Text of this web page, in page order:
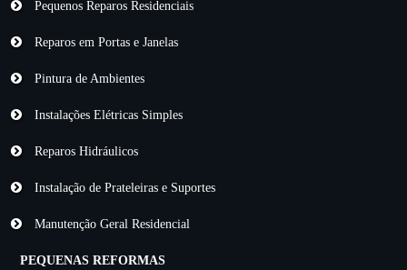
Pequenos Reparos Residenciais
Reparos em Portas e Janelas
Pintura de Ambientes
Instalações Elétricas Simples
Reparos Hidráulicos
Instalação de Prateleiras e Suportes
Manutenção Geral Residencial
PEQUENAS REFORMAS